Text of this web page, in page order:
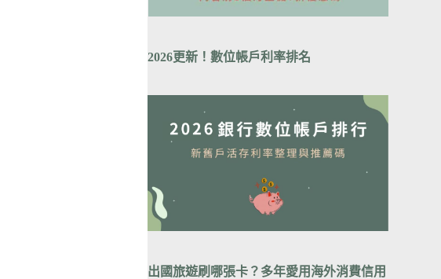
2026更新！數位帳戶利率排名
出國旅遊刷哪張卡？ 多年愛用海外消費信用